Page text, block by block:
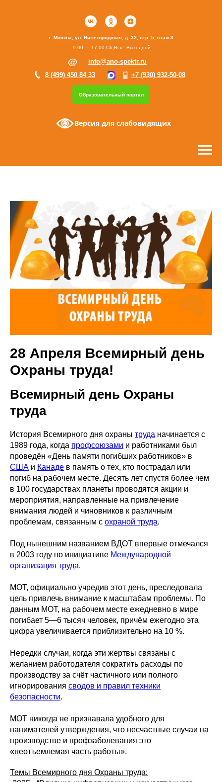
Образовательный портал
г. Москва, ул. Нижегородская, д. 32, стр. 5, этаж 3
+7 (930) 932-50-08
8 (499) 450 84 33
info@ano-spektr.ru
9:00 — 17:00 Сб,Вск - Выходной
Версия для слабовидящих
28 Апреля Всемирный день
Охраны труда!
Всемирный день Охраны
труда
История Всемирного дня охраны труда начинается с
1989 года, когда профсоюзами и работниками был
проведён «День памяти погибших работников» в
США и Канаде в память о тех, кто пострадал или
погиб на рабочем месте. Десять лет спустя более чем
в 100 государствах планеты проводятся акции и
мероприятия, направленные на привлечение
внимания людей и чиновников к различным
проблемам, связанным с охраной труда.
Под нынешним названием ВДОТ впервые отмечался
в 2003 году по инициативе Международной
организация труда.
МОТ, официально учредив этот день, преследовала
цель привлечь внимание к масштабам проблемы. По
данным МОТ, на рабочем месте ежедневно в мире
погибает 5—6 тысяч человек, причём ежегодно эта
цифра увеличивается приблизительно на 10 %.
Нередки случаи, когда эти жертвы связаны с
желанием работодателя сократить расходы по
производству за счёт частичного или полного
игнорирования сводов и правил техники
безопасности.
МОТ никогда не признавала удобного для
нанимателей утверждения, что несчастные случаи на
производстве и профзаболевания это
«неотъемлемая часть работы».
Темы Всемирного дня Охраны труда: